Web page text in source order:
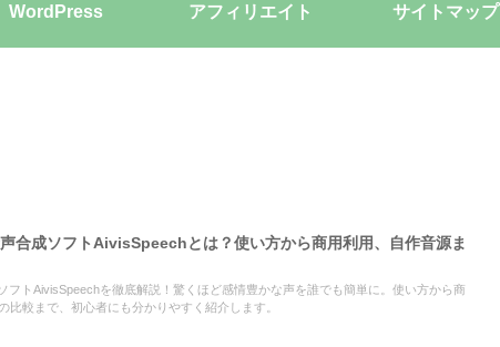
WordPress アフィリエイト サイトマップ
合成ソフトAivisSpeechとは？使い方から商用利用、自作音源ま
フトAivisSpeechを徹底解説！驚くほど感情豊かな声を誰でも簡単に。使い方から商
比較まで、初心者にも分かりやすく紹介します。